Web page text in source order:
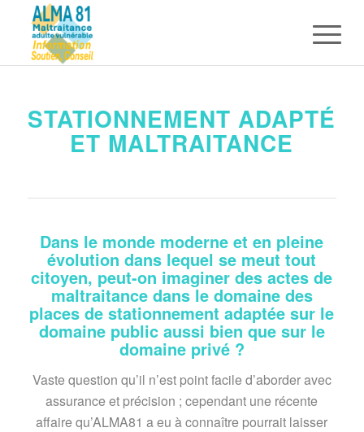
STATIONNEMENT ADAPTÉ
ET MALTRAITANCE
Dans le monde moderne et en pleine
évolution dans lequel se meut tout
citoyen, peut-on imaginer des actes de
maltraitance dans le domaine des
places de stationnement adaptée sur le
domaine public aussi bien que sur le
domaine privé ?
Vaste question qu’il n’est point facile d’aborder avec
assurance et précision ; cependant une récente
affaire qu’ALMA81 a eu à connaître pourrait laisser